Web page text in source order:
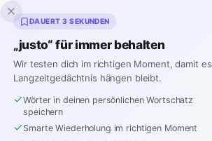
Inklingo Geschichten
DAUERT 3 SEKUNDEN
„justo“ für immer behalten
Wir testen dich im richtigen Moment, damit
Langzeitgedächtnis hängen bleibt.
Wörter in deinen persönlichen Wortschatz
speichern
Smarte Wiederholung im richtigen Moment